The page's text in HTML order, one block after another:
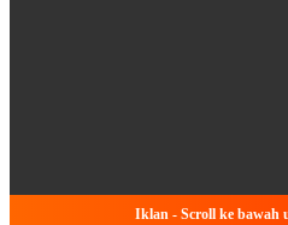
Iklan - Scroll ke bawah